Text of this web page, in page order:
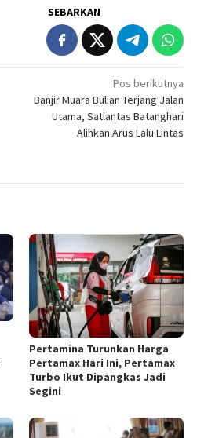
SEBARKAN
Pos berikutnya
Banjir Muara Bulian Terjang Jalan
Utama, Satlantas Batanghari
Alihkan Arus Lalu Lintas
Pertamina Turunkan Harga
Pertamax Hari Ini, Pertamax
Turbo Ikut Dipangkas Jadi
Segini